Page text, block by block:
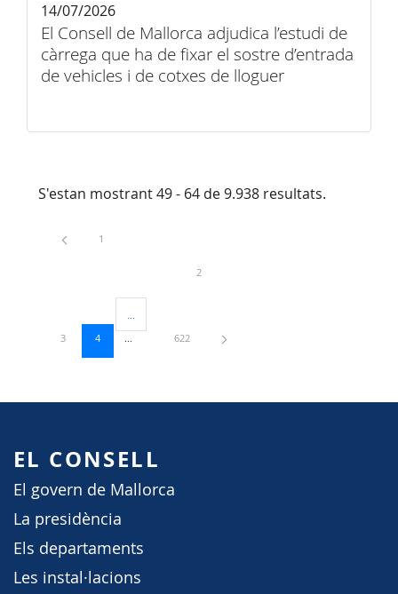
El Consell de Mallorca adjudica l’estudi de
càrrega que ha de fixar el sostre d’entrada
de vehicles i de cotxes de lloguer
14/07/2026
S'estan mostrant 49 - 64 de 9.938 resultats.
Pàgina
1
Pàgina
2
Pàgina
3 Pàgina
4
Pàgines intermèdies Utilitzeu TAB per navegar.
Pàgina
622
EL CONSELL
El govern de Mallorca
La presidència
Els departaments
Les instal·lacions